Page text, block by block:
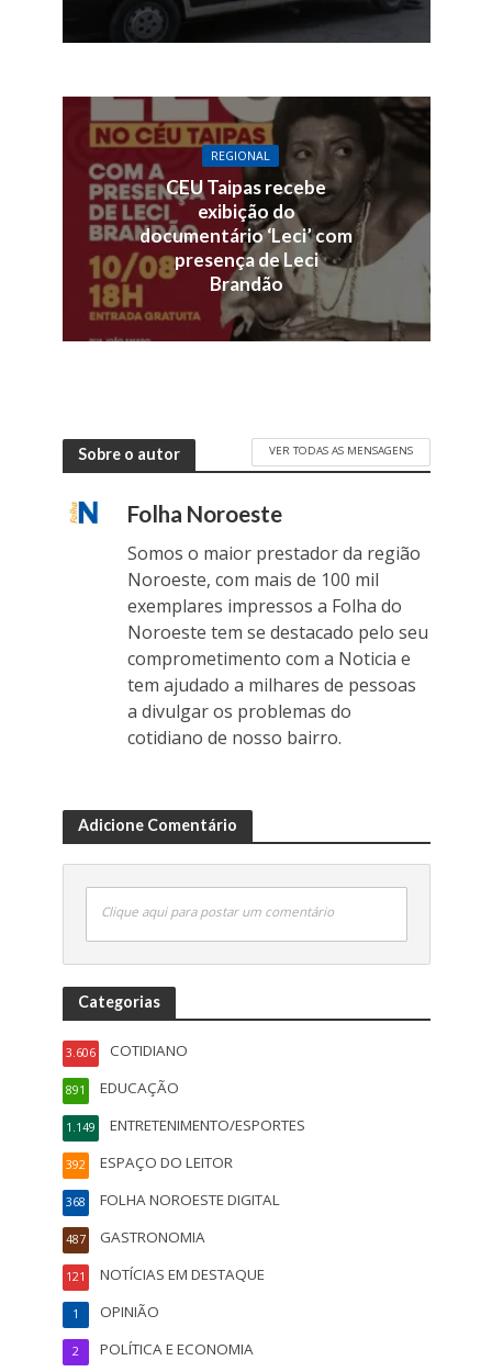
REGIONAL
CEU Taipas recebe
exibição do
documentário ‘Leci’ com
presença de Leci
Brandão
Sobre o autor VER TODAS AS MENSAGENS
Folha Noroeste
Somos o maior prestador da região
Noroeste, com mais de 100 mil
exemplares impressos a Folha do
Noroeste tem se destacado pelo seu
comprometimento com a Noticia e
tem ajudado a milhares de pessoas
a divulgar os problemas do
cotidiano de nosso bairro.
Adicione Comentário
Clique aqui para postar um comentário
Categorias
COTIDIANO
3.606
EDUCAÇÃO
891
ENTRETENIMENTO/ESPORTES
1.149
ESPAÇO DO LEITOR
392
FOLHA NOROESTE DIGITAL
368
GASTRONOMIA
487
NOTÍCIAS EM DESTAQUE
121
OPINIÃO
1
POLÍTICA E ECONOMIA
2